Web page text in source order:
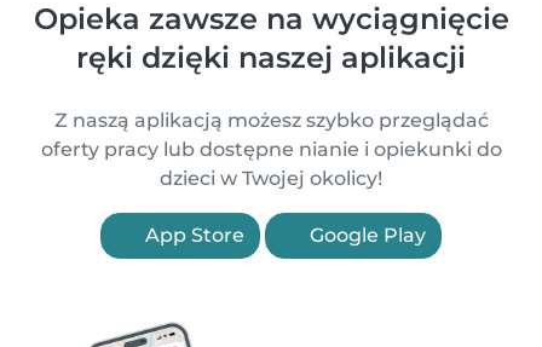
Opieka zawsze na wyciągnięcie
ręki dzięki naszej aplikacji
Z naszą aplikacją możesz szybko przeglądać
oferty pracy lub dostępne nianie i opiekunki do
dzieci w Twojej okolicy!
App Store Google Play